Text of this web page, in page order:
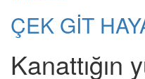
ÇEK GİT
Kanattığın